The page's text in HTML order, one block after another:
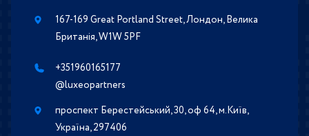
167-169 Great Portland Street, Лондон, Велика
Британія, W1W 5PF
+351960165177
@luxeopartners
проспект Берестейський, 30, оф 64, м.Київ,
Україна, 297406